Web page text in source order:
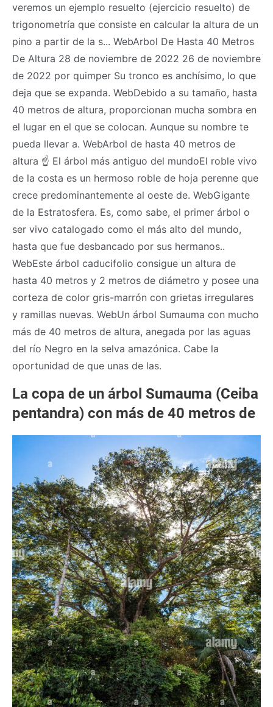
veremos un ejemplo resuelto (ejercicio resuelto) de
trigonometría que consiste en calcular la altura de un
pino a partir de la s... WebArbol De Hasta 40 Metros
De Altura 28 de noviembre de 2022 26 de noviembre
de 2022 por quimper Su tronco es anchísimo, lo que
deja que se expanda. WebDebido a su tamaño, hasta
40 metros de altura, proporcionan mucha sombra en
el lugar en el que se colocan. Aunque su nombre te
pueda llevar a. WebArbol de hasta 40 metros de
altura ☝ El árbol más antiguo del mundoEl roble vivo
de la costa es un hermoso roble de hoja perenne que
crece predominantemente al oeste de. WebGigante
de la Estratosfera. Es, como sabe, el primer árbol o
ser vivo catalogado como el más alto del mundo,
hasta que fue desbancado por sus hermanos..
WebEste árbol caducifolio consigue un altura de
hasta 40 metros y 2 metros de diámetro y posee una
corteza de color gris-marrón con grietas irregulares
y ramillas nuevas. WebUn árbol Sumauma con mucho
más de 40 metros de altura, anegada por las aguas
del río Negro en la selva amazónica. Cabe la
oportunidad de que unas de las.
La copa de un árbol Sumauma (Ceiba
pentandra) con más de 40 metros de